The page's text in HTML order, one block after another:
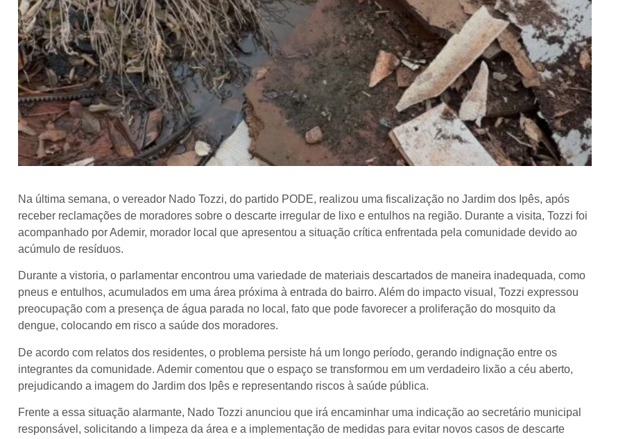
Na última semana, o vereador Nado Tozzi, do partido PODE, realizou uma fiscalização no Jardim dos Ipês, após
receber reclamações de moradores sobre o descarte irregular de lixo e entulhos na região. Durante a visita, Tozzi foi
acompanhado por Ademir, morador local que apresentou a situação crítica enfrentada pela comunidade devido ao
acúmulo de resíduos.
Durante a vistoria, o parlamentar encontrou uma variedade de materiais descartados de maneira inadequada, como
pneus e entulhos, acumulados em uma área próxima à entrada do bairro. Além do impacto visual, Tozzi expressou
preocupação com a presença de água parada no local, fato que pode favorecer a proliferação do mosquito da
dengue, colocando em risco a saúde dos moradores.
De acordo com relatos dos residentes, o problema persiste há um longo período, gerando indignação entre os
integrantes da comunidade. Ademir comentou que o espaço se transformou em um verdadeiro lixão a céu aberto,
prejudicando a imagem do Jardim dos Ipês e representando riscos à saúde pública.
Frente a essa situação alarmante, Nado Tozzi anunciou que irá encaminhar uma indicação ao secretário municipal
responsável, solicitando a limpeza da área e a implementação de medidas para evitar novos casos de descarte